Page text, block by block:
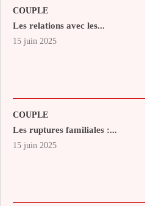
COUPLE
Les relations avec les...
15 juin 2025
COUPLE
Les ruptures familiales :...
15 juin 2025